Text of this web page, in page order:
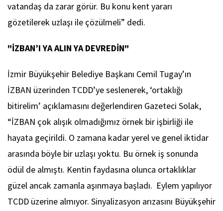
vatandaş da zarar görür. Bu konu kent yararı
gözetilerek uzlaşı ile çözülmeli” dedi.
"İZBAN’I YA ALIN YA DEVREDİN"
İzmir Büyükşehir Belediye Başkanı Cemil Tugay’ın
İZBAN üzerinden TCDD’ye seslenerek, ‘ortaklığı
bitirelim’ açıklamasını değerlendiren Gazeteci Solak,
“İZBAN çok alışık olmadığımız örnek bir işbirliği ile
hayata geçirildi. O zamana kadar yerel ve genel iktidar
arasında böyle bir uzlaşı yoktu. Bu örnek iş sonunda
ödül de almıştı. Kentin faydasına olunca ortaklıklar
güzel ancak zamanla aşınmaya başladı. Eylem yapılıyor
TCDD üzerine almıyor. Sinyalizasyon arızasını Büyükşehir